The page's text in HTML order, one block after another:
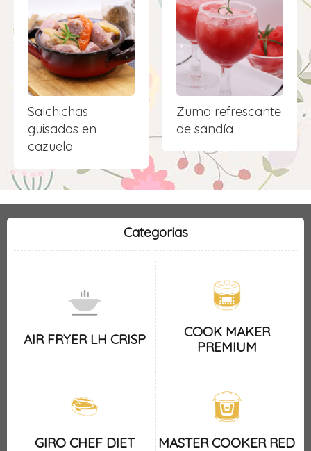
Salchichas
guisadas en
cazuela
Zumo refrescante
de sandía
Categorias
AIR FRYER LH CRISP
COOK MAKER
PREMIUM
GIRO CHEF DIET MASTER COOKER RED